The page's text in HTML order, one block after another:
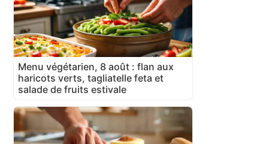
Menu végétarien, 8 août : flan aux
haricots verts, tagliatelle feta et
salade de fruits estivale